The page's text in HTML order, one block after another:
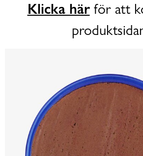
Klicka härför att